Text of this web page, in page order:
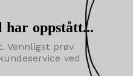
har oppstått...
Vennligst prøv
ved